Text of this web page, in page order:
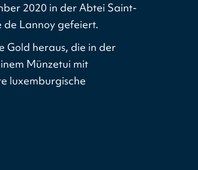
2020 in der Abtei Saint-
de Lannoy gefeiert.
Gold heraus, die in der
Münzetui mit
luxemburgische